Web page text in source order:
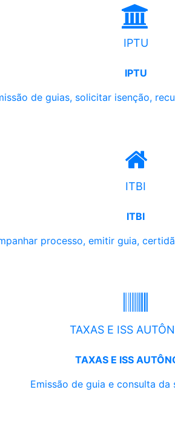
IPTU
IPTU
de guias, solicitar isenção,
ITBI
ITBI
processo, emitir guia,
TAXAS E ISS
TAXAS E ISS
Emissão de guia e consulta da